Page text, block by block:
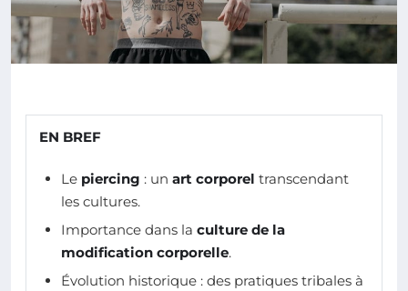
EN BREF
Le piercing : un art corporel transcendant
les cultures.
Importance dans la culture de la
modification corporelle.
Évolution historique : des pratiques tribales à